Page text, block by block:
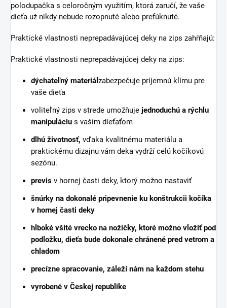
polodupačka s celoročným využitím, ktorá zaručí, že vaše
dieťa už nikdy nebude rozopnuté alebo prefúknuté.
Praktické vlastnosti neprepadávajúcej deky na zips zahŕňajú:
Praktické vlastnosti neprepadávajúcej deky na zips:
dýchateľný materiál zabezpečuje príjemnú klímu pre
vaše dieťa
voliteľný zips v strede umožňuje jednoduchú a rýchlu
manipuláciu s vaším dieťaťom
dlhú životnosť, vďaka kvalitnému materiálu a
praktickému dizajnu vám deka vydrží celú kočíkovú
sezónu.
previs v hornej časti deky, ktorý možno nastaviť
šnúrky na dokonalé pripevnenie ku konštrukcii kočíka
v hornej časti deky
hlboké všité vrecko na nožičky, ktoré možno vložiť pod
podložku, dieťa bude dokonale chránené pred vetrom a
chladom
precízne spracovanie, záleží nám na každom stehu
vyrobené v Českej republike